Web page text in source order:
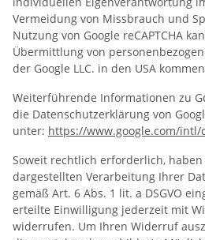
Vermeidung von Missbrauch und
Nutzung von Google reCAPTCHA
Übermittlung von
der Google LLC. in den USA
Weiterführende Informationen zu
die Datenschutzerklärung von
unter: https://www.google.com/intl/
Soweit rechtlich erforderlich,
dargestellten Verarbeitung Ihrer
gemäß Art. 6 Abs. 1 lit. a DSGVO
erteilte Einwilligung jederzeit mit
widerrufen. Um Ihren Widerruf